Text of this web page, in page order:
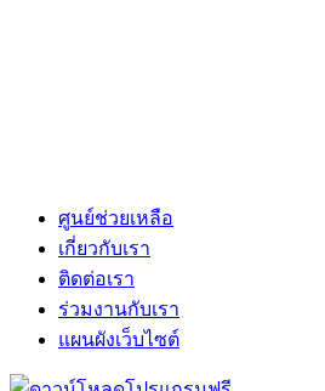
ศูนย์ช่วยเหลือ
เกี่ยวกับเรา
ติดต่อเรา
ร่วมงานกับเรา
แผนผังเว็บไซต์